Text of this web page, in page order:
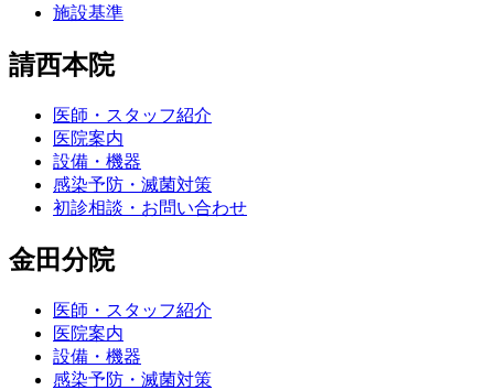
施設基準
請西本院
医師・スタッフ紹介
医院案内
設備・機器
感染予防・滅菌対策
初診相談・お問い合わせ
金田分院
医師・スタッフ紹介
医院案内
設備・機器
感染予防・滅菌対策